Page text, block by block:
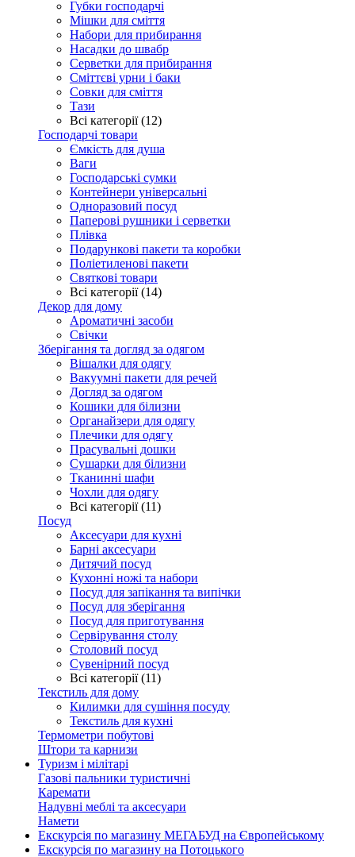
Губки господарчі
Мішки для сміття
Набори для прибирання
Насадки до швабр
Серветки для прибирання
Сміттєві урни і баки
Совки для сміття
Тази
Всі категорії (12)
Господарчі товари
Ємкість для душа
Ваги
Господарські сумки
Контейнери універсальні
Одноразовий посуд
Паперові рушники і серветки
Плівка
Подарункові пакети та коробки
Поліетиленові пакети
Святкові товари
Всі категорії (14)
Декор для дому
Ароматичні засоби
Свічки
Зберігання та догляд за одягом
Вішалки для одягу
Вакуумні пакети для речей
Догляд за одягом
Кошики для білизни
Органайзери для одягу
Плечики для одягу
Прасувальні дошки
Сушарки для білизни
Тканинні шафи
Чохли для одягу
Всі категорії (11)
Посуд
Аксесуари для кухні
Барні аксесуари
Дитячий посуд
Кухонні ножі та набори
Посуд для запікання та випічки
Посуд для зберігання
Посуд для приготування
Сервірування столу
Столовий посуд
Сувенірний посуд
Всі категорії (11)
Текстиль для дому
Килимки для сушіння посуду
Текстиль для кухні
Термометри побутові
Штори та карнизи
Туризм і мілітарі
Газові пальники туристичні
Каремати
Надувні меблі та аксесуари
Намети
Екскурсія по магазину МЕГАБУД на Європейському
Екскурсія по магазину на Потоцького